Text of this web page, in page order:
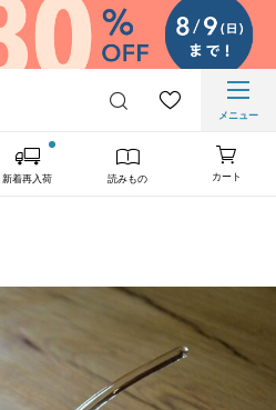
メニュー
新着再入荷 読みもの カート